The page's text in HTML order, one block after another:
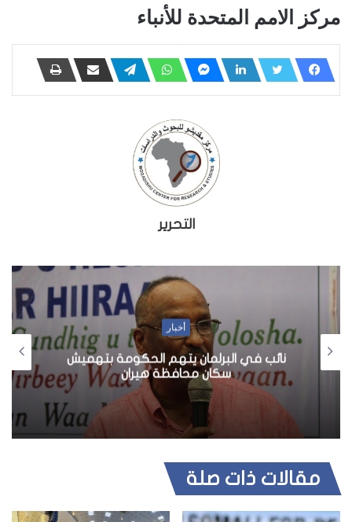
مركز الامم المتحدة للأنباء
التحرير
أخبار
نائب في البرلمان يتهم الحكومة بتهميش
سكان محافظة هيران
مقالات ذات صلة